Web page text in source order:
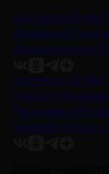
Контакты Об НМГ
Интервью
Энциклопедия
Контакты Об НМГ
Новости
Рецензии Обзоры
Снимается кино